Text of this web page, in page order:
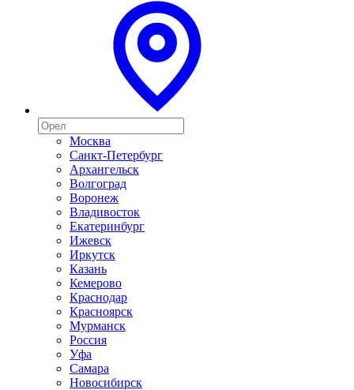
Москва
Санкт-Петербург
Архангельск
Волгоград
Воронеж
Владивосток
Екатеринбург
Ижевск
Иркутск
Казань
Кемерово
Краснодар
Красноярск
Мурманск
Россия
Уфа
Самара
Новосибирск